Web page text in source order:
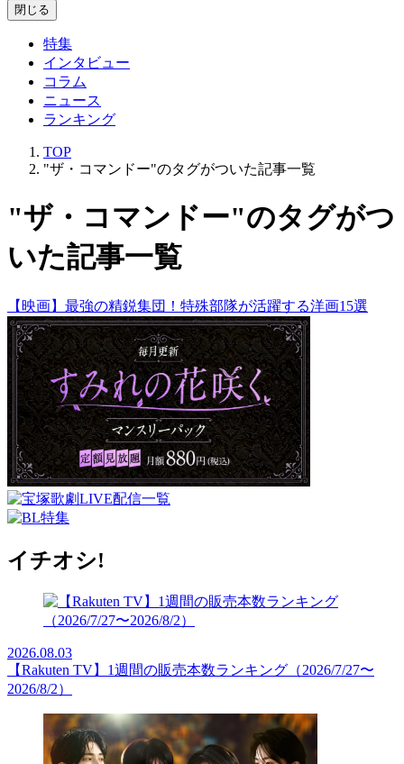
閉じる
特集
インタビュー
コラム
ニュース
ランキング
TOP
"ザ・コマンドー"のタグがついた記事一覧
"ザ・コマンドー"のタグがつ
いた記事一覧
【映画】最強の精鋭集団！特殊部隊が活躍する洋画15選
イチオシ!
2026.08.03
【Rakuten TV】1週間の販売本数ランキング（2026/7/27〜
2026/8/2）